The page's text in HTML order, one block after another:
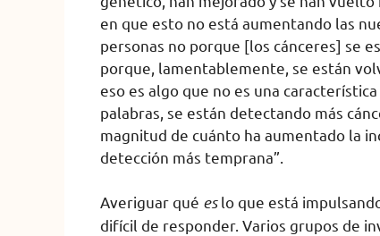
en que esto no está aumentando las
personas no porque [los cánceres] se
porque, lamentablemente, se están
eso es algo que no es una
palabras, se están detectando más
magnitud de cuánto ha aumentado la
detección más temprana”.
Averiguar qué eslo que está
difícil de responder. Varios grupos de